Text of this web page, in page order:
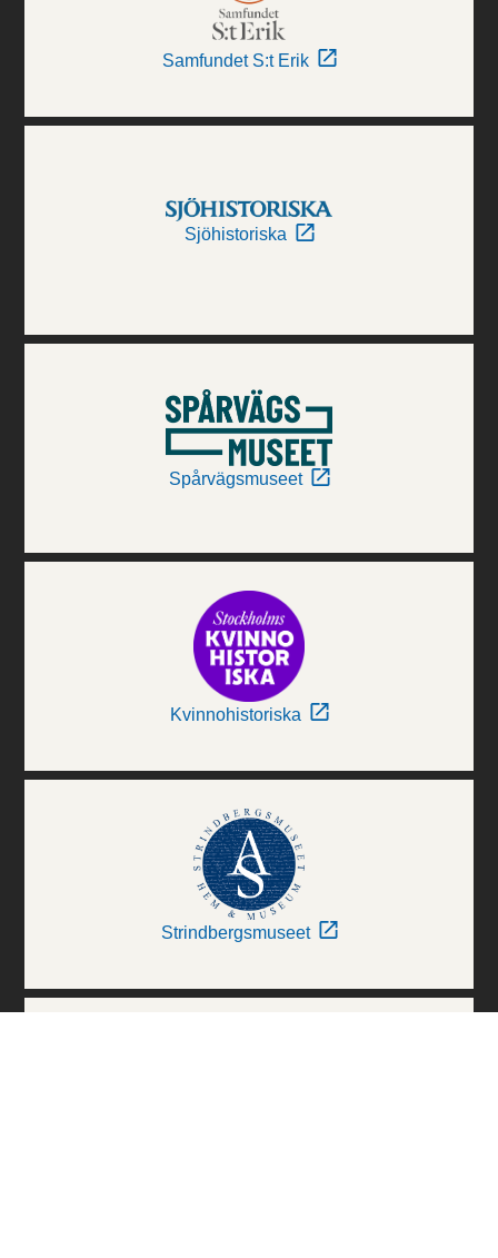
Samfundet S:t Erik
Sjöhistoriska
Spårvägsmuseet
Kvinnohistoriska
Strindbergsmuseet